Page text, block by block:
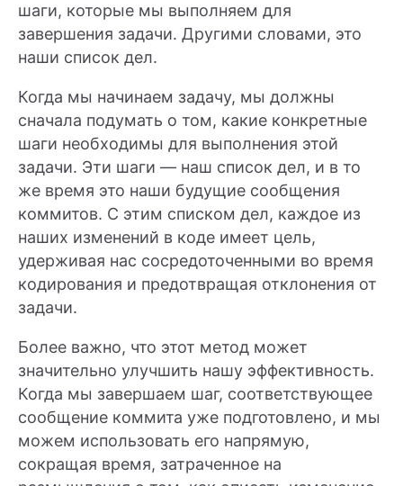
шаги, которые мы выполняем для
завершения задачи. Другими словами, это
наши список дел.
Когда мы начинаем задачу, мы должны
сначала подумать о том, какие конкретные
шаги необходимы для выполнения этой
задачи. Эти шаги — наш список дел, и в то
же время это наши будущие сообщения
коммитов. С этим списком дел, каждое из
наших изменений в коде имеет цель,
удерживая нас сосредоточенными во время
кодирования и предотвращая отклонения от
задачи.
Более важно, что этот метод может
значительно улучшить нашу эффективность.
Когда мы завершаем шаг, соответствующее
сообщение коммита уже подготовлено, и мы
можем использовать его напрямую,
сокращая время, затраченное на